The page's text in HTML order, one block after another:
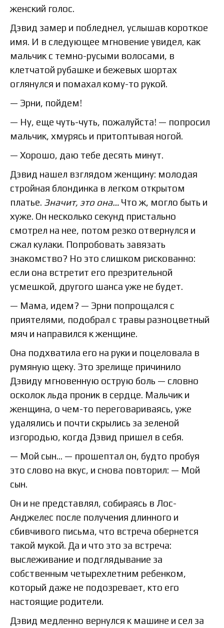
женский голос.
Дэвид замер и побледнел, услышав короткое
имя. И в следующее мгновение увидел, как
мальчик с темно-русыми волосами, в
клетчатой рубашке и бежевых шортах
оглянулся и помахал кому-то рукой.
— Эрни, пойдем!
— Ну, еще чуть-чуть, пожалуйста! — попросил
мальчик, хмурясь и притоптывая ногой.
— Хорошо, даю тебе десять минут.
Дэвид нашел взглядом женщину: молодая
стройная блондинка в легком открытом
платье. Значит, это она… Что ж, могло быть и
хуже. Он несколько секунд пристально
смотрел на нее, потом резко отвернулся и
сжал кулаки. Попробовать завязать
знакомство? Но это слишком рискованно:
если она встретит его презрительной
усмешкой, другого шанса уже не будет.
— Мама, идем? — Эрни попрощался с
приятелями, подобрал с травы разноцветный
мяч и направился к женщине.
Она подхватила его на руки и поцеловала в
румяную щеку. Это зрелище причинило
Дэвиду мгновенную острую боль — словно
осколок льда проник в сердце. Мальчик и
женщина, о чем-то переговариваясь, уже
удалялись и почти скрылись за зеленой
изгородью, когда Дэвид пришел в себя.
— Мой сын… — прошептал он, будто пробуя
это слово на вкус, и снова повторил: — Мой
сын.
Он и не представлял, собираясь в Лос-
Анджелес после получения длинного и
сбивчивого письма, что встреча обернется
такой мукой. Да и что это за встреча:
выслеживание и подглядывание за
собственным четырехлетним ребенком,
который даже не подозревает, кто его
настоящие родители.
Дэвид медленно вернулся к машине и сел за